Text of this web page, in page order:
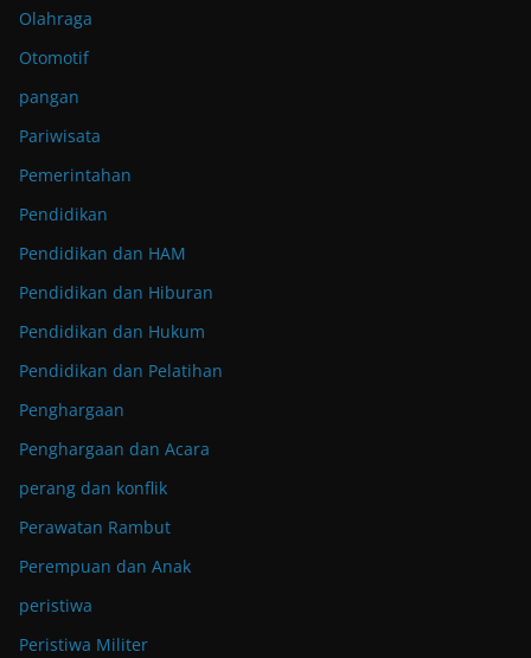
Olahraga
Otomotif
pangan
Pariwisata
Pemerintahan
Pendidikan
Pendidikan dan HAM
Pendidikan dan Hiburan
Pendidikan dan Hukum
Pendidikan dan Pelatihan
Penghargaan
Penghargaan dan Acara
perang dan konflik
Perawatan Rambut
Perempuan dan Anak
peristiwa
Peristiwa Militer